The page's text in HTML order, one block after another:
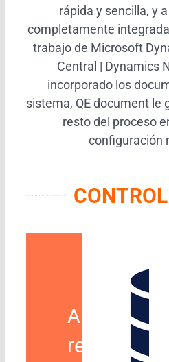
rápida y sencilla, y
completamente
trabajo de Microsoft
Central | Dynamics
incorporado los
sistema, QE document le
resto del proceso
configuración
Archiva,
registra